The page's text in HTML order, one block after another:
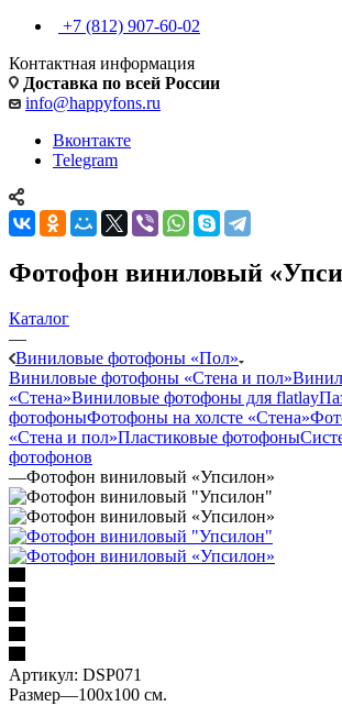
+7 (812) 907-60-02
Контактная информация
Доставка по всей России
info@happyfons.ru
Вконтакте
Telegram
Фотофон виниловый
Каталог
—
Виниловые фотофоны «Пол»
Виниловые фотофоны «Стена и пол»
«Стена»Виниловые фотофоны для flatlay
фотофоныФотофоны на холсте «Стена»
«Стена и пол»Пластиковые фотофоны
фотофонов
—Фотофон виниловый «Упсилон»
Артикул: DSP071
Размер—100х100 см.